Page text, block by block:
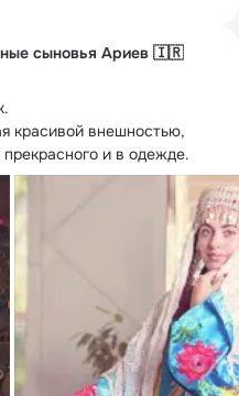
сыновья Ариев 🇮🇷
красивой внешностью,
и в одежде.